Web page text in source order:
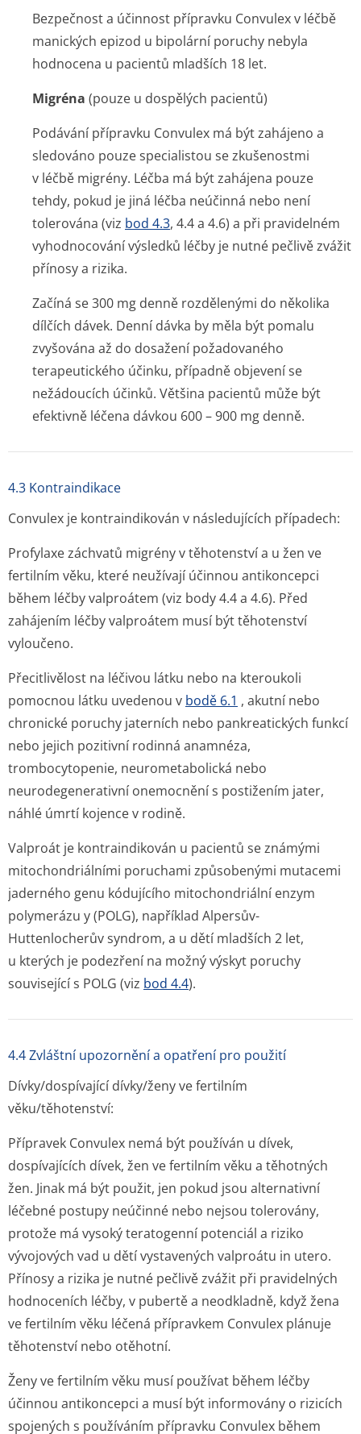
Bezpečnost a účinnost přípravku Convulex v léčbě
manických epizod u bipolární poruchy nebyla
hodnocena u pacientů mladších 18 let.
Migréna (pouze u dospělých pacientů)
Podávání přípravku Convulex má být zahájeno a
sledováno pouze specialistou se zkušenostmi
v léčbě migrény. Léčba má být zahájena pouze
tehdy, pokud je jiná léčba neúčinná nebo není
tolerována (viz bod 4.3, 4.4 a 4.6) a při pravidelném
vyhodnocování výsledků léčby je nutné pečlivě zvážit
přínosy a rizika.
Začíná se 300 mg denně rozdělenými do několika
dílčích dávek. Denní dávka by měla být pomalu
zvyšována až do dosažení požadovaného
terapeutického účinku, případně objevení se
nežádoucích účinků. Většina pacientů může být
efektivně léčena dávkou 600 – 900 mg denně.
4.3 Kontraindikace
Convulex je kontraindikován v následujících případech:
Profylaxe záchvatů migrény v těhotenství a u žen ve
fertilním věku, které neužívají účinnou antikoncepci
během léčby valproátem (viz body 4.4 a 4.6). Před
zahájením léčby valproátem musí být těhotenství
vyloučeno.
Přecitlivělost na léčivou látku nebo na kteroukoli
pomocnou látku uvedenou v bodě 6.1 , akutní nebo
chronické poruchy jaterních nebo pankreatických funkcí
nebo jejich pozitivní rodinná anamnéza,
trombocytopenie, neurometabolická nebo
neurodegenerativní onemocnění s postižením jater,
náhlé úmrtí kojence v rodině.
Valproát je kontraindikován u pacientů se známými
mitochondriálními poruchami způsobenými mutacemi
jaderného genu kódujícího mitochondriální enzym
polymerázu y (POLG), například Alpersův-
Huttenlocherův syndrom, a u dětí mladších 2 let,
u kterých je podezření na možný výskyt poruchy
související s POLG (viz bod 4.4).
4.4 Zvláštní upozornění a opatření pro použití
Dívky/dospívající dívky/ženy ve fertilním
věku/těhotenství:
Přípravek Convulex nemá být používán u dívek,
dospívajících dívek, žen ve fertilním věku a těhotných
žen. Jinak má být použit, jen pokud jsou alternativní
léčebné postupy neúčinné nebo nejsou tolerovány,
protože má vysoký teratogenní potenciál a riziko
vývojových vad u dětí vystavených valproátu in utero.
Přínosy a rizika je nutné pečlivě zvážit při pravidelných
hodnoceních léčby, v pubertě a neodkladně, když žena
ve fertilním věku léčená přípravkem Convulex plánuje
těhotenství nebo otěhotní.
Ženy ve fertilním věku musí používat během léčby
účinnou antikoncepci a musí být informovány o rizicích
spojených s používáním přípravku Convulex během